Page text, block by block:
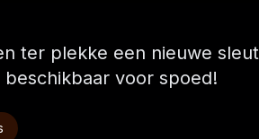
ter plekke een nieuwe
voor spoed!